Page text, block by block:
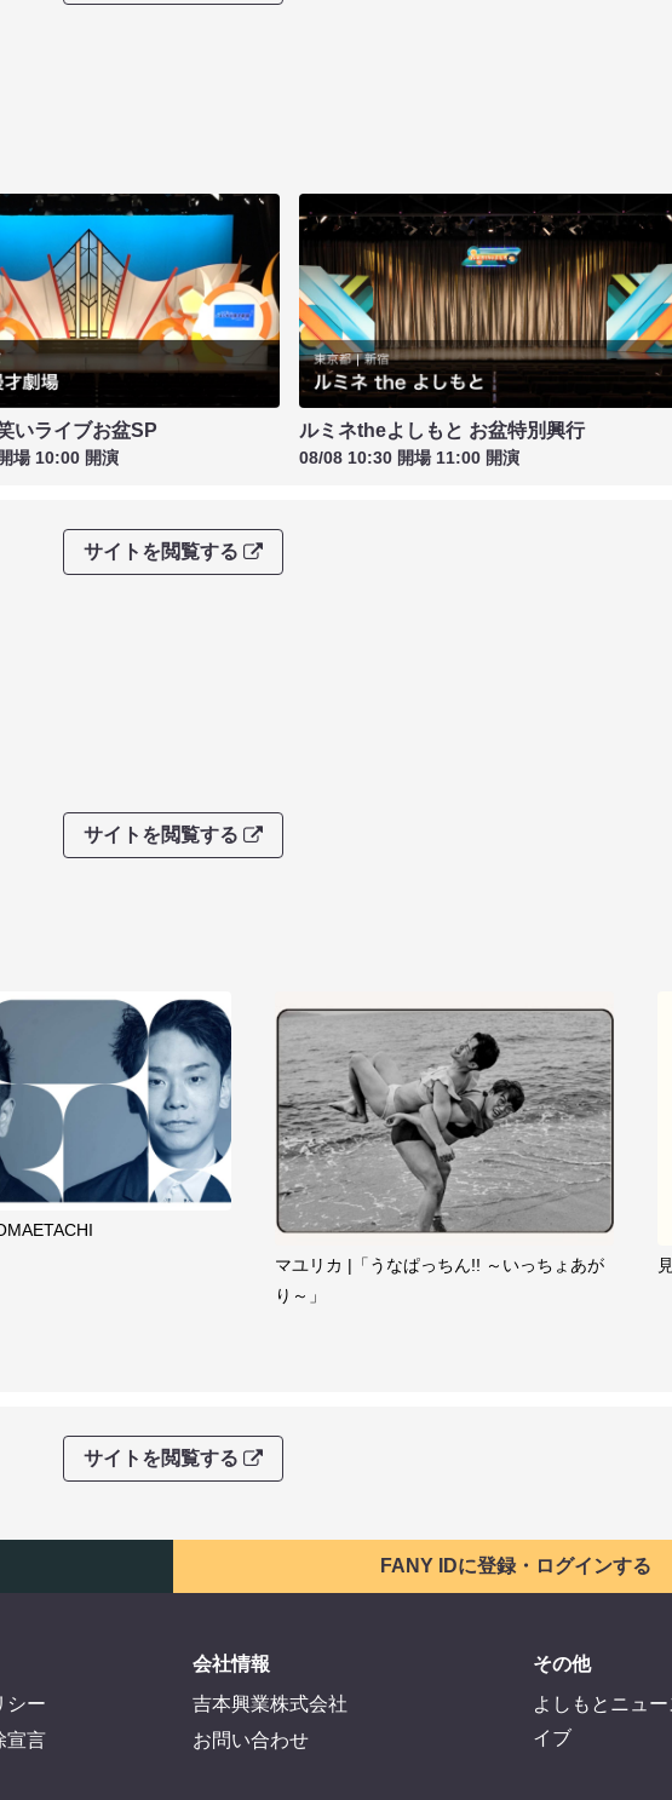
いライブお盆SP
場 10:00 開演
ルミネtheよしもと お盆特別興行
08/08 10:30 開場 11:00 開演
サイトを閲覧する
サイトを閲覧する
マユリカ |「うなぱっちん!! ～いっちょあが
り～」
サイトを閲覧する
FANY IDに登録・ログインする
シー
宣言
会社情報
吉本興業株式会社
お問い合わせ
その他
よしもとニュ
イブ